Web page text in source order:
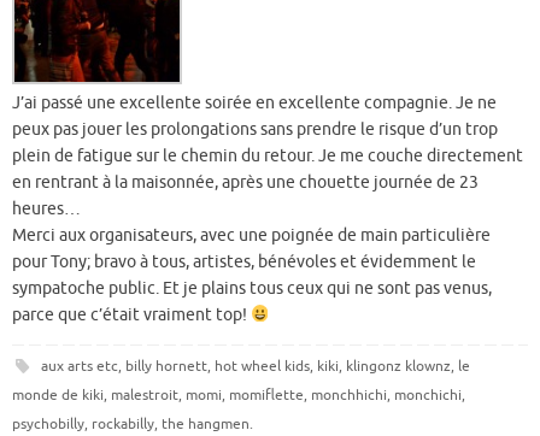
J’ai passé une excellente soirée en excellente compagnie. Je ne
peux pas jouer les prolongations sans prendre le risque d’un trop
plein de fatigue sur le chemin du retour. Je me couche directement
en rentrant à la maisonnée, après une chouette journée de 23
heures…
Merci aux organisateurs, avec une poignée de main particulière
pour Tony; bravo à tous, artistes, bénévoles et évidemment le
sympatoche public. Et je plains tous ceux qui ne sont pas venus,
parce que c’était vraiment top!
aux arts etc, billy hornett, hot wheel kids, kiki, klingonz klownz, le
monde de kiki, malestroit, momi, momiflette, monchhichi, monchichi,
psychobilly, rockabilly, the hangmen.